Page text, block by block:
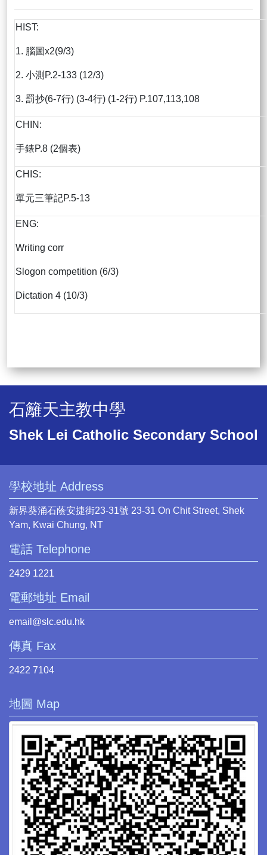
HIST:
1. 腦圖x2(9/3)
2. 小測P.2-133 (12/3)
3. 罰抄(6-7行) (3-4行) (1-2行) P.107,113,108
CHIN:
手錶P.8 (2個表)
CHIS:
單元三筆記P.5-13
ENG:
Writing corr
Slogon competition (6/3)
Dictation 4 (10/3)
石籬天主教中學
Shek Lei Catholic Secondary School
學校地址 Address
新界葵涌石蔭安捷街23-31號 23-31 On Chit Street, Shek
Yam, Kwai Chung, NT
電話 Telephone
2429 1221
電郵地址 Email
email@slc.edu.hk
傳真 Fax
2422 7104
地圖 Map